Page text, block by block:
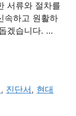
서류와 절차를
속하고 원활하
겠습니다. …
, 진단서 , 현대